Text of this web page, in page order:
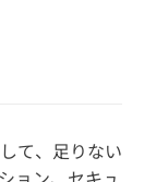
て、足りない